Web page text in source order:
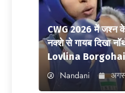
CWG 2026 में जश्न के
नक्शे से गायब दिखा
Lovlina
Nandani